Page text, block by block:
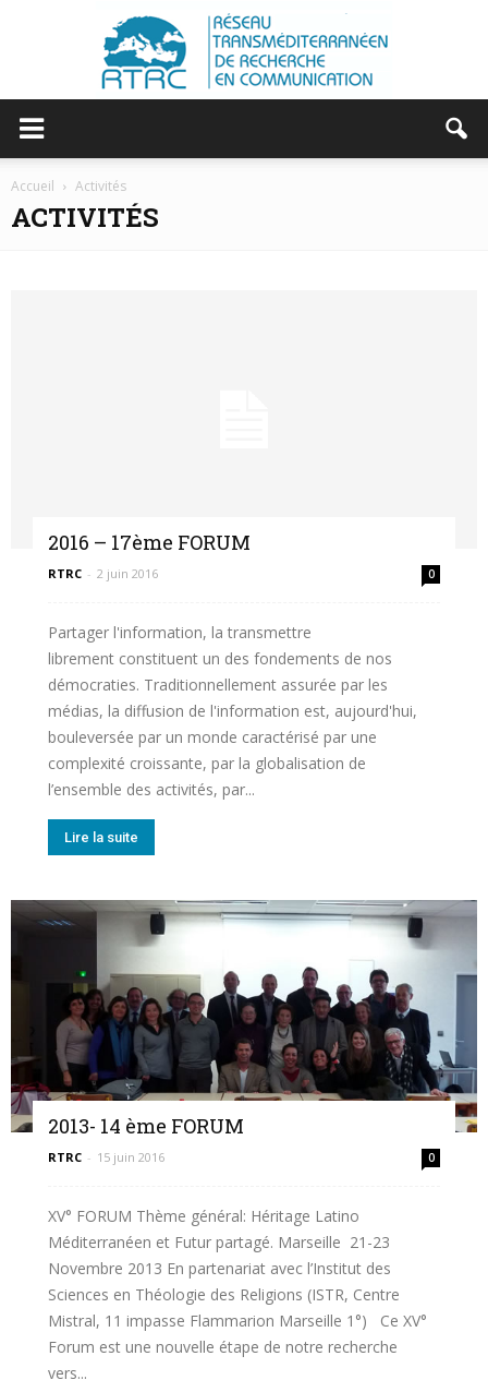
de
RECHERCHE
en
Accueil Activités
ACTIVITÉS
2016 – 17ème FORUM
RTRC - 2 juin 2016 0
Partager l'information, la transmettre
librement constituent un des fondements de nos
démocraties. Traditionnellement assurée par les
médias, la diffusion de l'information est, aujourd'hui,
bouleversée par un monde caractérisé par une
complexité croissante, par la globalisation de
l’ensemble des activités, par...
Lire la suite
2013- 14 ème FORUM
RTRC - 15 juin 2016 0
XV° FORUM Thème général: Héritage Latino
Méditerranéen et Futur partagé. Marseille 21-23
Novembre 2013 En partenariat avec l’Institut des
Sciences en Théologie des Religions (ISTR, Centre
Mistral, 11 impasse Flammarion Marseille 1°) Ce XV°
Forum est une nouvelle étape de notre recherche
vers...